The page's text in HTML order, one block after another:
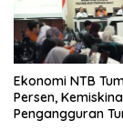
Ekonomi NTB
Persen,
Pengangguran